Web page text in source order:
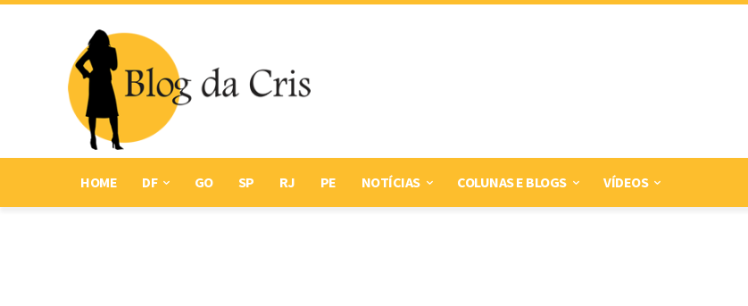
HOME DF GO SP RJ PE NOTÍCIAS COLUNAS E BLOGS VÍDEOS